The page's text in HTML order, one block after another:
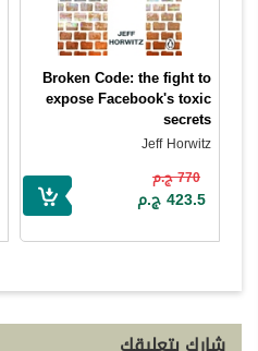
Broken Code: the fight to
expose Facebook's toxic
secrets
Jeff Horwitz
770 ج.م
423.5 ج.م